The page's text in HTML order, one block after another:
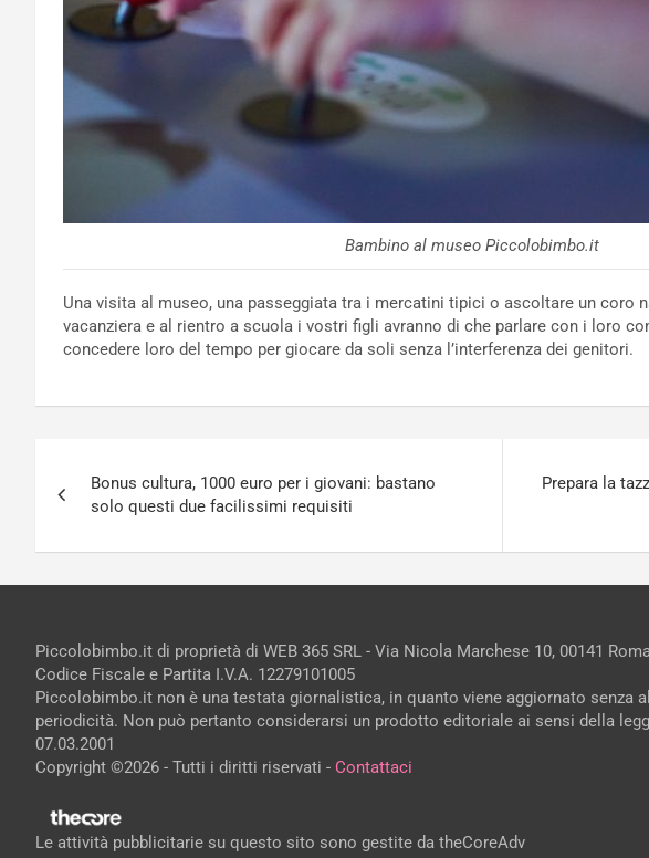
Bambino al museo Piccolobimbo.it
Una visita al museo, una passeggiata tra i mercatini tipici o ascoltare un coro
vacanziera e al rientro a scuola i vostri figli avranno di che parlare con i loro
concedere loro del tempo per giocare da soli senza l’interferenza dei genitori.
articoli
Bonus cultura, 1000 euro per i giovani: bastano
solo questi due facilissimi requisiti
Prepara la
Piccolobimbo.it di proprietà di WEB 365 SRL - Via Nicola Marchese 10, 00141
Codice Fiscale e Partita I.V.A. 12279101005
Piccolobimbo.it non è una testata giornalistica, in quanto viene aggiornato senza
periodicità. Non può pertanto considerarsi un prodotto editoriale ai sensi della
07.03.2001
Copyright ©2026 - Tutti i diritti riservati - Contattaci
Le attività pubblicitarie su questo sito sono gestite da theCoreAdv